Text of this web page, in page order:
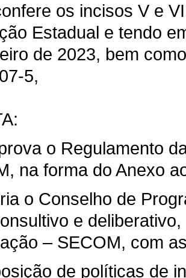
os incisos V e
Estadual e tendo
de 2023, bem
5,
o Regulamento
na forma do Anexo
o Conselho de
e
– SECOM, com
de políticas de